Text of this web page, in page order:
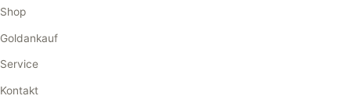
Shop
Goldankauf
Service
Kontakt